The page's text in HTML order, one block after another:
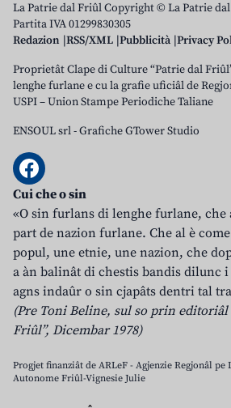
La Patrie dal Friûl Copyright © La Patrie
Partita IVA 01299830305
Redazion RSS/XML Pubblicità Privacy
Proprietât Clape di Culture “Patrie dal
lenghe furlane e cu la grafie uficiâl de
USPI – Union Stampe Periodiche Taliane
ENSOUL srl-Grafiche GTower Studio
Cui che o sin
«O sin furlans di lenghe furlane, che
part de nazion furlane. Che al è
popul, une etnie, une nazion, che
a àn balinât di chestis bandis dilunc
agns indaûr o sin cjapâts dentri tal
(Pre Toni Beline, sul so prin editoriâl
Friûl”, Dicembar 1978)
Progjet finanziât de ARLeF - Agjenzie Regjonâl pe
Autonome Friûl-Vignesie Julie